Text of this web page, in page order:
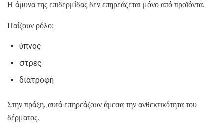
Η άμυνα της επιδερμίδας δεν επηρεάζεται μόνο από προϊόντα.
Παίζουν ρόλο:
ύπνος
στρες
διατροφή
Στην πράξη, αυτά επηρεάζουν άμεσα την ανθεκτικότητα του
δέρματος.